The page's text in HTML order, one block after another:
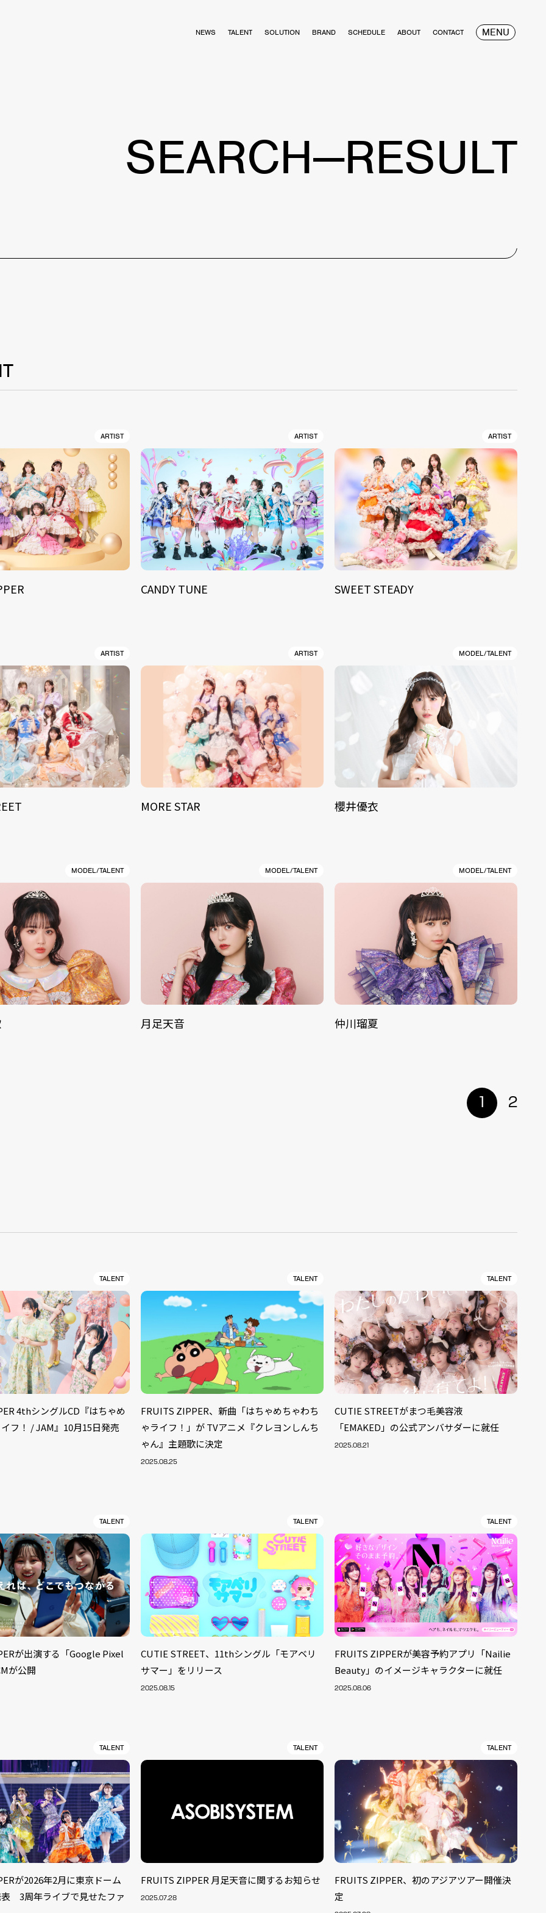
NEWS TALENT SOLUTION BRAND SCHEDULE ABOUT CONTACT MENU
SEARCH—RESULT
ARTIST ARTIST
CANDY TUNE
ARTIST
SWEET STEADY
ARTIST ARTIST
MORE STAR
MODEL/TALENT
櫻井優衣
MODEL/TALENT MODEL/TALENT
月足天音
MODEL/TALENT
仲川瑠夏
1 2
TALENT
4thシングルCD『はちゃめ
フ！ / JAM』10月15日発売
TALENT
FRUITS ZIPPER、新曲「はちゃめちゃわち
ゃライフ！」が TVアニメ『クレヨンしんち
ゃん』主題歌に決定
2025.08.25
TALENT
CUTIE STREETがまつ毛美容液
「EMAKED」の公式アンバサダーに就任
2025.08.21
TALENT
が出演する「Google Pixel
が公開
TALENT
CUTIE STREET、11thシングル「モアベリ
サマー」をリリース
2025.08.15
TALENT
FRUITS ZIPPERが美容予約アプリ「Nailie
Beauty」のイメージキャラクターに就任
2025.08.06
TALENT
が2026年2月に東京ドーム
3周年ライブで見せたファ
TALENT
FRUITS ZIPPER 月足天音に関するお知らせ
2025.07.28
TALENT
FRUITS ZIPPER、初のアジアツアー開催決
定
ARTIST40 MODEL/TALENT33